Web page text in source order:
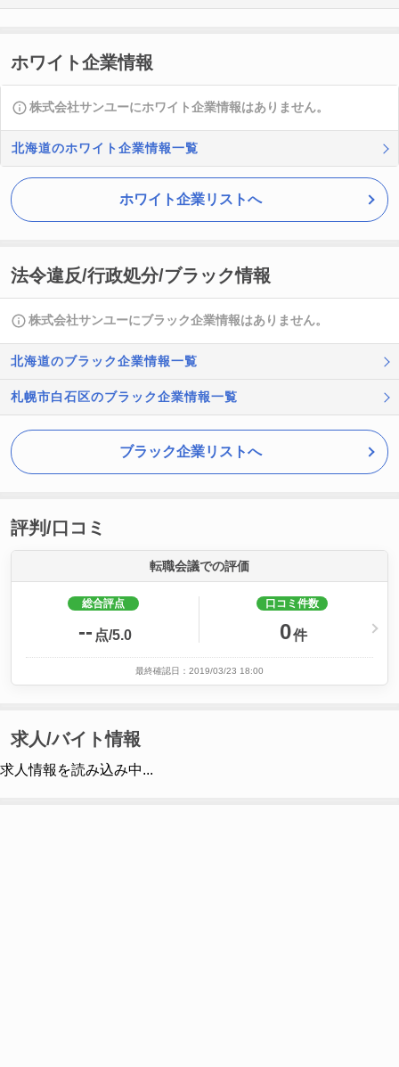
ホワイト企業情報
株式会社サンユーにホワイト企業情報はありません。
北海道のホワイト企業情報一覧
ホワイト企業リストへ
法令違反/行政処分/ブラック情報
株式会社サンユーにブラック企業情報はありません。
北海道のブラック企業情報一覧
札幌市白石区のブラック企業情報一覧
ブラック企業リストへ
評判/口コミ
転職会議での評価
総合評点
-- 点/5.0
口コミ件数
0件
最終確認日：2019/03/23 18:00
求人/バイト情報
求人情報を読み込み中...